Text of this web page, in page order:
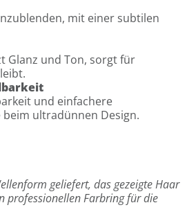
mit einer subtilen
Glanz und Ton, sorgt für
und einfachere
ultradünnen Design.
geliefert, das gezeigte Haar
professionellen Farbring für die